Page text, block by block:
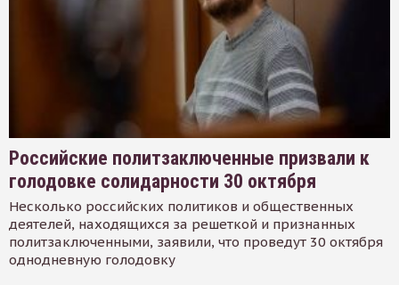
Российские политзаключенные призвали к
голодовке солидарности 30 октября
Несколько российских политиков и общественных
деятелей, находящихся за решеткой и признанных
политзаключенными, заявили, что проведут 30 октября
однодневную голодовку